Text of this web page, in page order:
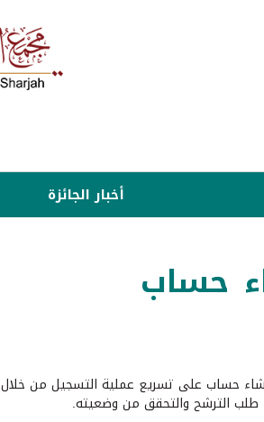
أخبار الجائزة
حساب
حساب على تسريع عملية التسجيل من خلال
الترشح والتحقق من وضعيته.